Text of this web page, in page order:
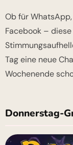
Ob für
Facebook –
Tag eine neue
Wochenende
Donnerstag-